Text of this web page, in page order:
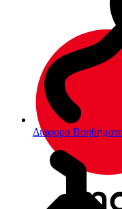
Διάφορα